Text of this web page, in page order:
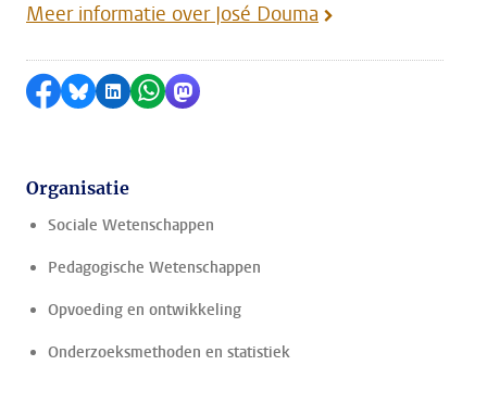
Meer informatie over José Douma
Delen op Facebook
Delen via Bluesky
Delen op LinkedIn
Delen via WhatsApp
Delen via Mastodon
Organisatie
Sociale Wetenschappen
Pedagogische Wetenschappen
Opvoeding en ontwikkeling
Onderzoeksmethoden en statistiek